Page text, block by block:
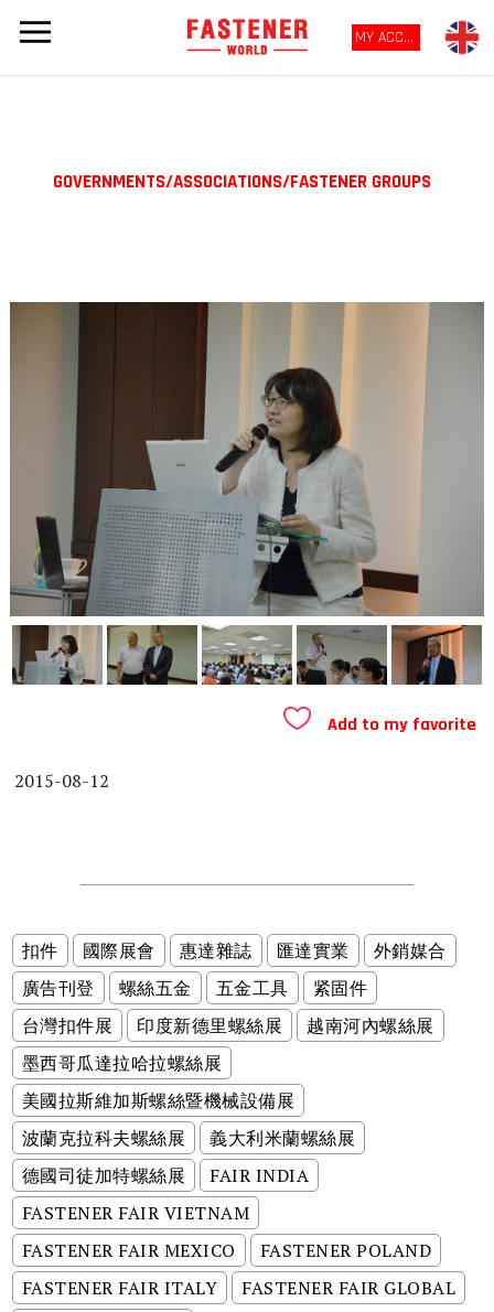
MY ACCOUNT
GOVERNMENTS/ASSOCIATIONS/FASTENER GROUPS
Add to my favorite
2015-08-12
扣件 國際展會 惠達雜誌 匯達實業
外銷媒合
廣告刊登
螺絲五金 五金工具
紧固件
台灣扣件展
印度新德里螺絲展
越南河內螺絲展
墨西哥瓜達拉哈拉螺絲展
美國拉斯維加斯螺絲暨機械設備展
波蘭克拉科夫螺絲展
義大利米蘭螺絲展
德國司徒加特螺絲展
FAIR INDIA
FASTENER FAIR VIETNAM
FASTENER FAIR MEXICO
FASTENER POLAND
FASTENER FAIR ITALY
FASTENER FAIR GLOBAL